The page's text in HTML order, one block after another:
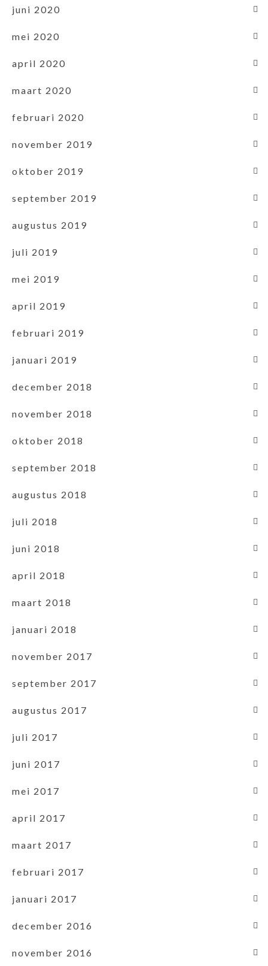
juni 2020
mei 2020
april 2020
maart 2020
februari 2020
november 2019
oktober 2019
september 2019
augustus 2019
juli 2019
mei 2019
april 2019
februari 2019
januari 2019
december 2018
november 2018
oktober 2018
september 2018
augustus 2018
juli 2018
juni 2018
april 2018
maart 2018
januari 2018
november 2017
september 2017
augustus 2017
juli 2017
juni 2017
mei 2017
april 2017
maart 2017
februari 2017
januari 2017
december 2016
november 2016